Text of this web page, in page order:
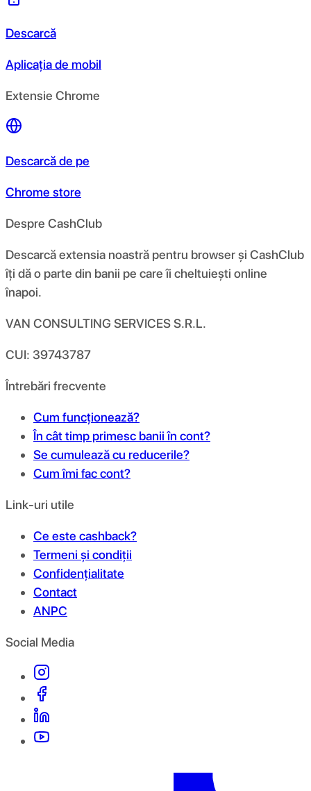
Descarcă
Aplicația de mobil
Extensie Chrome
Descarcă de pe
Chrome store
Despre CashClub
Descarcă extensia noastră pentru browser și CashClub
îți dă o parte din banii pe care îi cheltuiești online
înapoi.
VAN CONSULTING SERVICES S.R.L.
CUI: 39743787
Întrebări frecvente
Cum funcționează?
În cât timp primesc banii în cont?
Se cumulează cu reducerile?
Cum îmi fac cont?
Link-uri utile
Ce este cashback?
Termeni și condiții
Confidențialitate
Contact
ANPC
Social Media